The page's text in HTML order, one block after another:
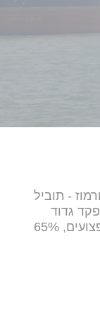
- תוביל
גדוד
'הבוקעים' (52) הנכנס, סגן-אלוף ג' נכנס לתפקידו. משרד הביטחון: 26 אלף פצועים, 65%